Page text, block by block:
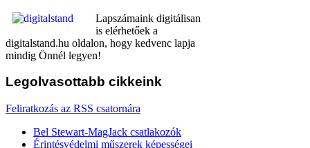
Lapszámaink digitálisan
is elérhetőek a
digitalstand.hu oldalon, hogy kedvenc lapja
mindig Önnél legyen!
Legolvasottabb cikkeink
Feliratkozás az RSS csatornára
Bel Stewart-MagJack csatlakozók
Érintésvédelmi műszerek képességei